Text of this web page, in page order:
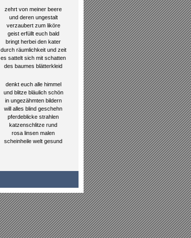
zehrt von meiner beere
und deren ungestalt
verzaubert zum liköre
geist erfüllt euch bald
bringt herbei den kater
durch räumlichkeit und zeit
es sattelt sich mit schatten
des baumes blätterkleid
denkt euch alle himmel
und blitze bläulich schön
in ungezähmten bildern
will alles blind geschehn
pferdeblicke strahlen
katzenschlitze rund
rosa linsen malen
scheinheile welt gesund